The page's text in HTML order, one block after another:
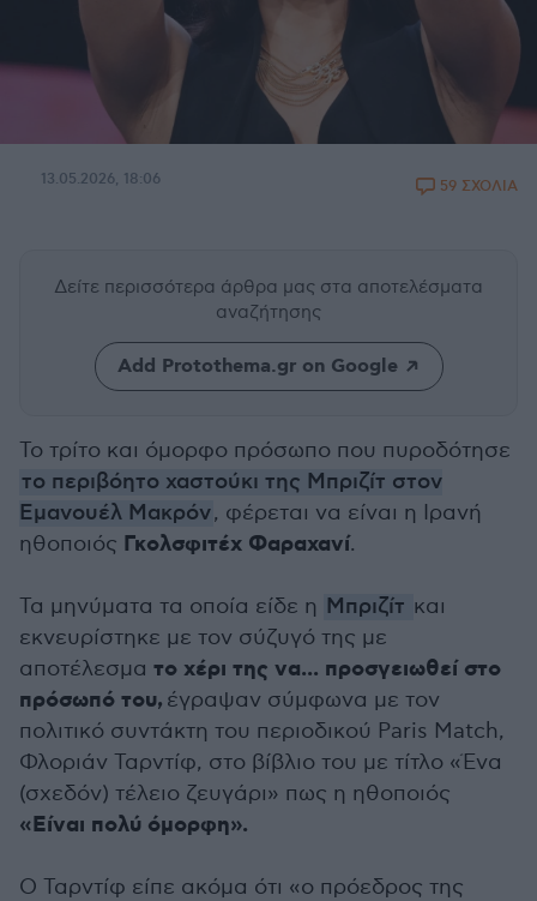
13.05.2026, 18:06 59 ΣΧΟΛΙΑ
Δείτε περισσότερα άρθρα μας στα αποτελέσματα
αναζήτησης
Add Protothema.gr on Google
Το τρίτο και όμορφο πρόσωπο που πυροδότησε
το περιβόητο χαστούκι της Μπριζίτ στον
Εμανουέλ Μακρόν, φέρεται να είναι η Ιρανή
ηθοποιός Γκολσφιτέχ Φαραχανί.
Τα μηνύματα τα οποία είδε η Μπριζίτ και
εκνευρίστηκε με τον σύζυγό της με
αποτέλεσμα το χέρι της να... προσγειωθεί στο
πρόσωπό του, έγραψαν σύμφωνα με τον
πολιτικό συντάκτη του περιοδικού Paris Match,
Φλοριάν Ταρντίφ, στο βίβλιο του με τίτλο «Ένα
(σχεδόν) τέλειο ζευγάρι» πως η ηθοποιός
«Είναι πολύ όμορφη».
Ο Ταρντίφ είπε ακόμα ότι «ο πρόεδρος της